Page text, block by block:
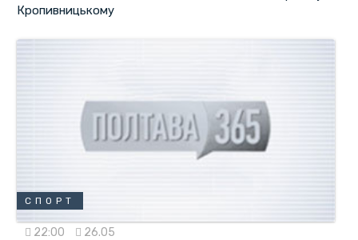
Кропивницькому
СПОРТ
22:00 26.05